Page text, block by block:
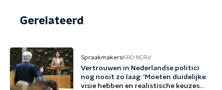
Gerelateerd
SpraakmakersKRO-NCRV
Vertrouwen in Nederlandse politici
nog nooit zo laag: 'Moeten duidelijke
visie hebben en realistische keuzes